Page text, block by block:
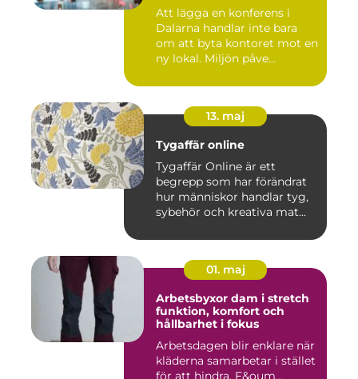
Att lägga en konferens i
Dalarna handlar inte bara
om att byta kontoret mot en
ny lokal. Miljön påve...
13. maj
Tygaffär online
Tygaffär Online är ett
begrepp som har förändrat
hur människor handlar tyg,
sybehör och kreativa mat...
01. maj
Arbetsbyxor dam i stretch
funktion, komfort och
hållbarhet i fokus
Arbetsdagen blir enklare när
kläderna samarbetar i stället
för att hindra. F&oum...